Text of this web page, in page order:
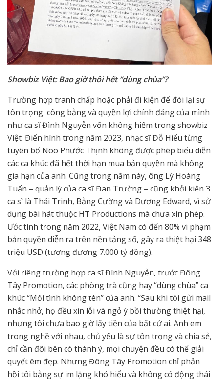
Showbiz Việt: Bao giờ thôi hết “dùng chùa”?
Trường hợp tranh chấp hoặc phải đi kiện để đòi lại sự
tôn trọng, công bằng và quyền lợi chính đáng của mình
như ca sĩ Đình Nguyễn vốn không hiếm trong showbiz
Việt. Điển hình trong năm 2023, nhạc sĩ Đỗ Hiếu từng
tuyên bố Noo Phước Thịnh không được phép biểu diễn
các ca khúc đã hết thời hạn mua bản quyền mà không
gia hạn của anh. Cũng trong năm này, ông Lý Hoàng
Tuấn – quản lý của ca sĩ Đan Trường – cũng khởi kiện 3
ca sĩ là Thái Trinh, Bằng Cường và Dương Edward, vì sử
dụng bài hát thuộc HT Productions mà chưa xin phép.
Ước tính trong năm 2022, Việt Nam có đến 80% vi phạm
bản quyền diễn ra trên nền tảng số, gây ra thiệt hại 348
triệu USD (tương đương 7.000 tỷ đồng).
Với riêng trường hợp ca sĩ Đình Nguyễn, trước Đông
Tây Promotion, các phòng trà cũng hay “dùng chùa” ca
khúc “Mối tình không tên” của anh. “Sau khi tôi gửi mail
nhắc nhở, họ đều xin lỗi và ngỏ ý bồi thường thiệt hại,
nhưng tôi chưa bao giờ lấy tiền của bất cứ ai. Anh em
trong nghề với nhau, chủ yếu là sự tôn trọng và chia sẻ,
chỉ cần đôi bên có thành ý, mọi chuyện đều có thể giải
quyết êm đẹp. Nhưng Đông Tây Promotion chỉ phản
hồi tôi bằng sự im lặng khó hiểu và không có động thái